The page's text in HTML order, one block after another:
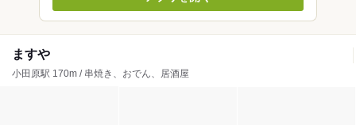
ますや
小田原駅 170m / 串焼き、おでん、居酒屋